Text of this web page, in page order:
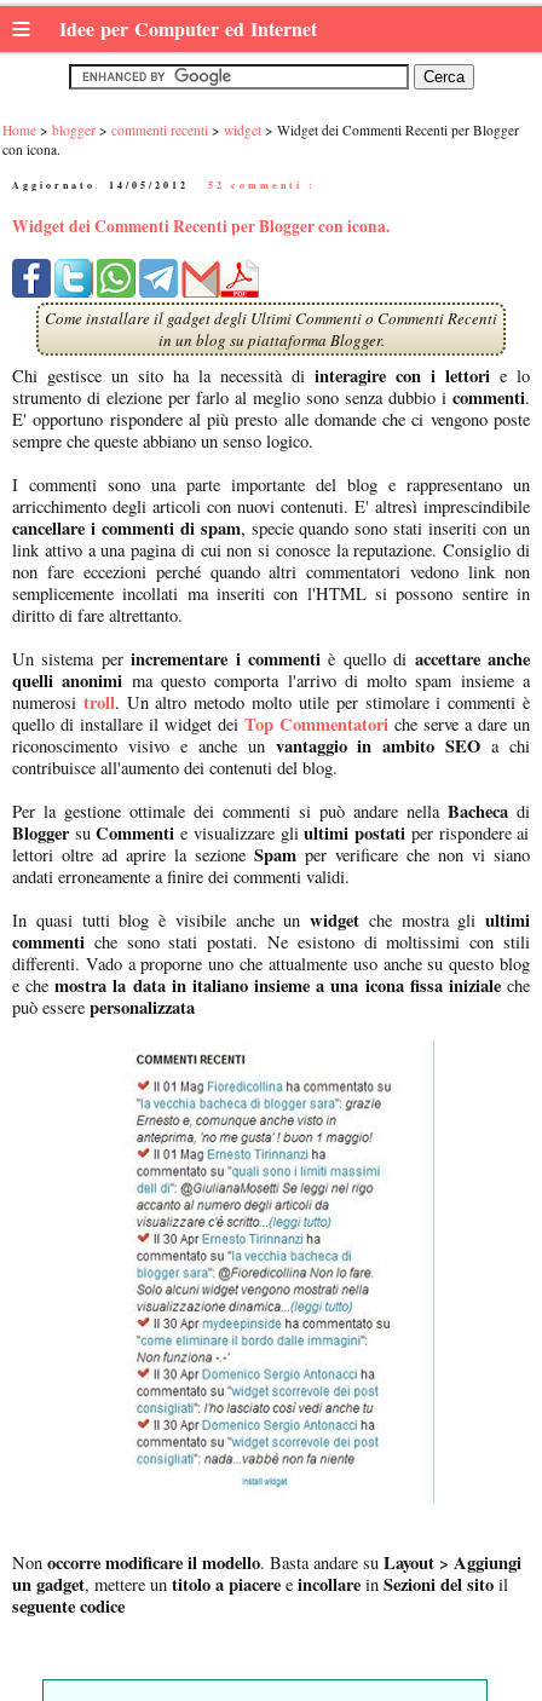
≡ Idee per Computer ed Internet
Home blogger commenti recenti widget
Widget dei Commenti Recenti per Blogger
con icona.
Aggiornato: 14/05/2012 52 commenti :
Widget dei Commenti Recenti per Blogger con icona.
Come installare il gadget degli Ultimi Commenti o Commenti Recenti
in un blog su piattaforma Blogger.
Chi gestisce un sito ha la necessità di interagire con i lettori e lo
strumento di elezione per farlo al meglio sono senza dubbio i commenti.
E' opportuno rispondere al più presto alle domande che ci vengono poste
sempre che queste abbiano un senso logico.
I commenti sono una parte importante del blog e rappresentano un
arricchimento degli articoli con nuovi contenuti. E' altresì imprescindibile
cancellare i commenti di spam, specie quando sono stati inseriti con un
link attivo a una pagina di cui non si conosce la reputazione. Consiglio di
non fare eccezioni perché quando altri commentatori vedono link non
semplicemente incollati ma inseriti con l'HTML si possono sentire in
diritto di fare altrettanto.
Un sistema perincrementare i commenti è quello di accettare anche
quelli anonimi ma questo comporta l'arrivo di molto spam insieme a
numerosi troll. Un altro metodo molto utile per stimolare i commenti è
quello di installare il widget dei Top Commentatori che serve a dare un
riconoscimento visivo e anche un vantaggio in ambito SEO a chi
contribuisce all'aumento dei contenuti del blog.
Per la gestione ottimale dei commenti si può andare nella Bacheca di
BloggersuCommenti e visualizzare gliultimi postati per rispondere ai
lettori oltre ad aprire la sezione Spam per verificare che non vi siano
andati erroneamente a finire dei commenti validi.
In quasi tutti blog è visibile anche un widget che mostra gli ultimi
commenti che sono stati postati. Ne esistono di moltissimi con stili
differenti. Vado a proporne uno che attualmente uso anche su questo blog
e chemostra la data in italiano insieme a una icona fissa inizialeche
può essere personalizzata
Non occorre modificare il modello. Basta andare su Layout > Aggiungi
un gadget, mettere un titolo a piacere e incollare in Sezioni del sito il
seguente codice